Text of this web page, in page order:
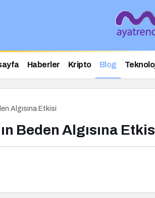
Haberler Kripto Blog
Algısına Etkisi
Beden Algısına